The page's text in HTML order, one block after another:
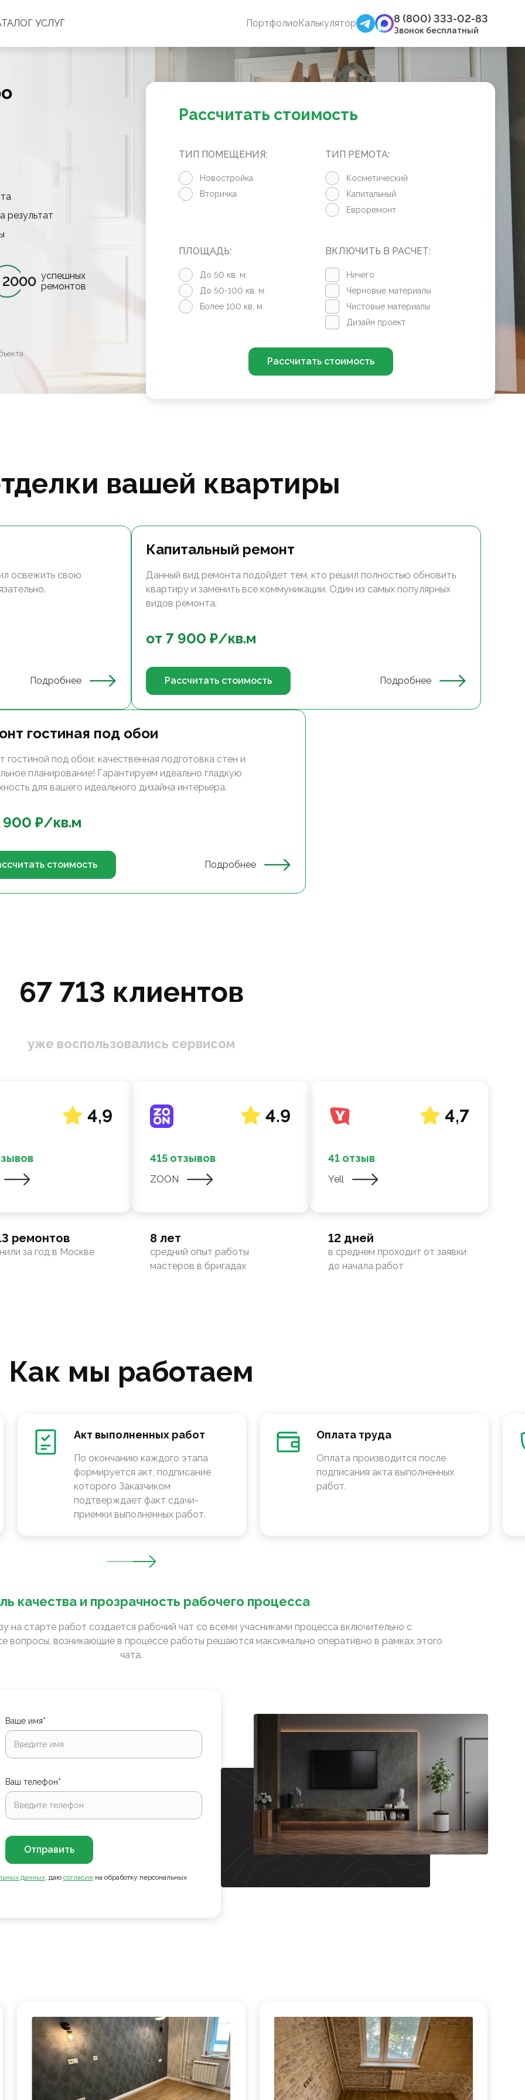
УСЛУГ ПортфолиоКалькулятор 8 (800) 333-02-83
Звонок бесплатный
результат
2000 успешных
ремонтов
Рассчитать стоимость
ТИП ПОМЕЩЕНИЯ:
Новостройка
Вторичка
ТИП РЕМОТА:
Косметический
Капитальный
Евроремонт
ПЛОЩАДЬ:
До 50 кв. м.
До 50-100 кв. м.
Более 100 кв. м.
ВКЛЮЧИТЬ В РАСЧЕТ:
Ничего
Черновые материалы
Чистовые материалы
Дизайн проект
Рассчитать стоимость
вашей квартиры
освежить свою
Подробнее
Капитальный ремонт
Данный вид ремонта подойдет тем, кто решил полностью обновить
квартиру и заменить все коммуникации. Один из самых популярных
видов ремонта.
от 7 900 ₽/кв.м
Рассчитать стоимость Подробнее
гостиная под обои
гостиной под обои: качественная подготовка стен и
планирование! Гарантируем идеально гладкую
для вашего идеального дизайна интерьера.
900 ₽/кв.м
стоимость Подробнее
67 713 клиентов
уже воспользовались сервисом
4,9
ремонтов
за год в Москве
4.9
415 отзывов
ZOON
8 лет
средний опыт работы
мастеров в бригадах
4,7
41 отзыв
Yell
12 дней
в среднем проходит от заявки
до начала работ
Как мы работаем
Акт выполненных работ
По окончанию каждого этапа
формируется акт, подписание
которого Заказчиком
подтверждает факт сдачи-
приемки выполненных работ.
Оплата труда
Оплата производится после
подписания акта выполненных
работ.
качества и прозрачность рабочего процесса
на старте работ создается рабочий чат со всеми учасниками процесса включительно с
вопросы, возникающие в процессе работы решаются максимально оперативно в рамках этого
чата.
Ваше имя*
Ваш телефон*
Отправить
данных, даю согласие на обработку персональных